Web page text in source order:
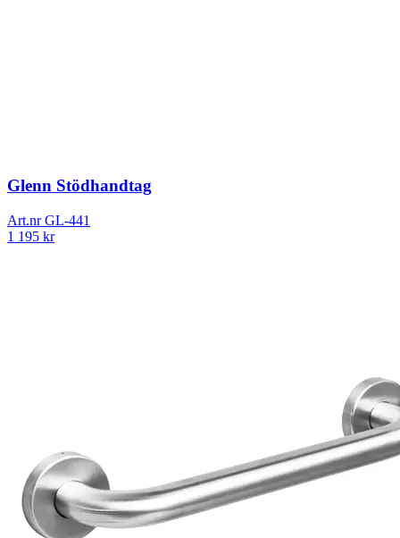
Glenn Stödhandtag
Art.nrGL-441
1 195 kr